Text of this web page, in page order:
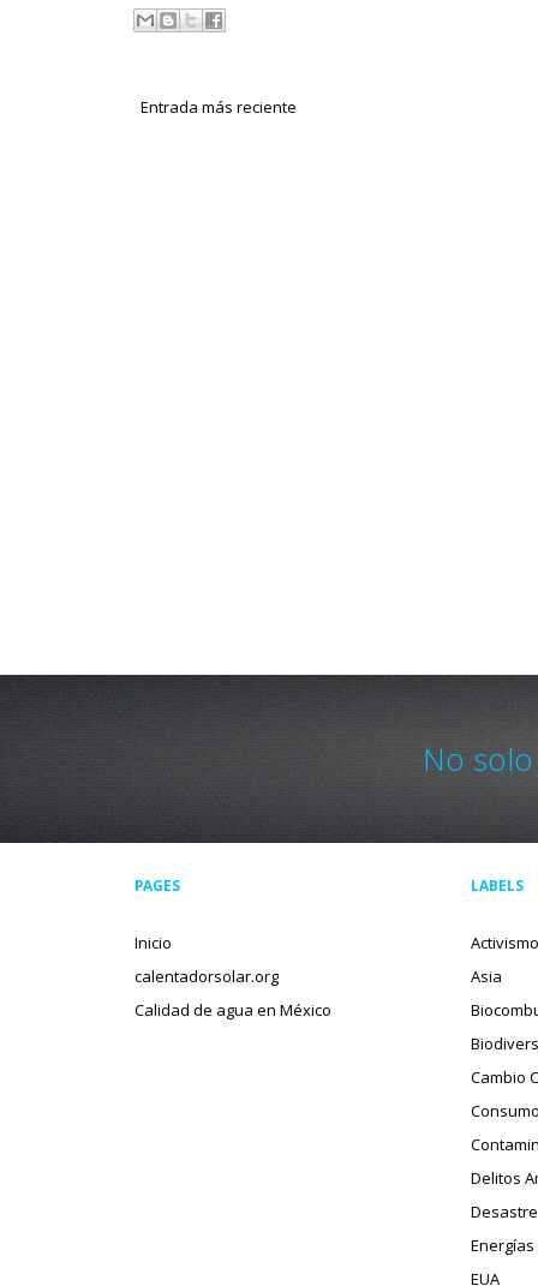
Entrada más reciente
No
PAGES
Inicio
calentadorsolar.org
Calidad de agua en México
LABELS
Asia
Cambio
Delitos
EUA